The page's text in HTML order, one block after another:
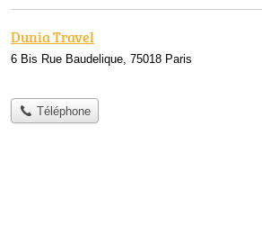
Dunia Travel
6 Bis Rue Baudelique, 75018 Paris
Téléphone